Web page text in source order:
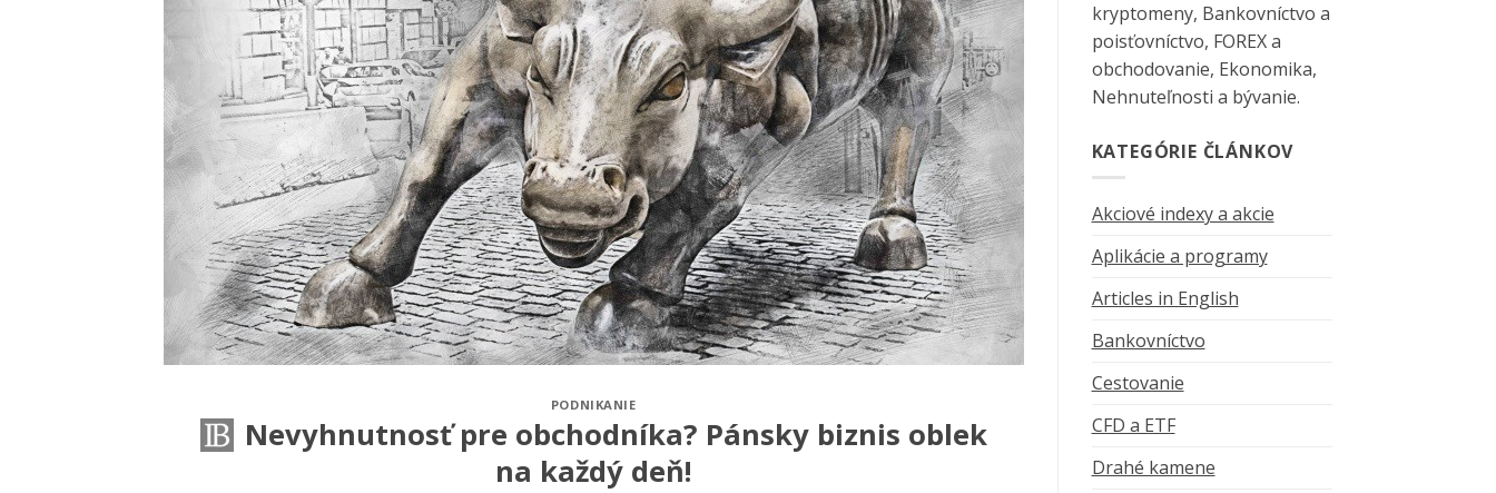
PODNIKANIE
Nevyhnutnosť pre obchodníka? Pánsky biznis oblek
na každý deň!
kryptomeny, Bankovníctvo a
poisťovníctvo, FOREX a
obchodovanie, Ekonomika,
Nehnuteľnosti a bývanie.
KATEGÓRIE ČLÁNKOV
Akciové indexy a akcie
Aplikácie a programy
Articles in English
Bankovníctvo
Cestovanie
CFD a ETF
Drahé kamene